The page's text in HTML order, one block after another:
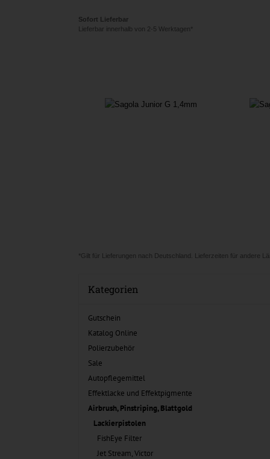
Sofort Lieferbar
Lieferbar innerhalb von 2-5 Werktagen*
*Gilt für Lieferungen nach Deutschland. Lieferzeiten für andere
Kategorien
Gutschein
Katalog Online
Polierzubehör
Sale
Autopflegemittel
Effektlacke und Effektpigmente
Airbrush, Pinstriping, Blattgold
Lackierpistolen
FishEye Filter
Jet Stream, Victor